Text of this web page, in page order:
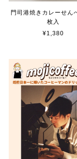
門司港焼きカレーせん
枚入
¥1,380